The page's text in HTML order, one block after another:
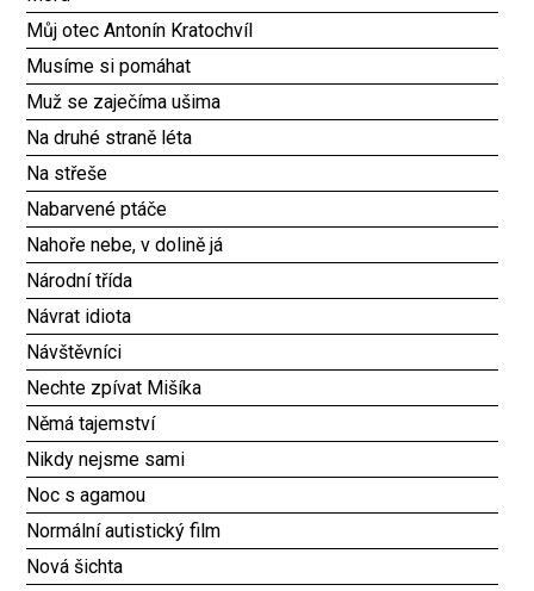
Můj otec Antonín Kratochvíl
Musíme si pomáhat
Muž se zaječíma ušima
Na druhé straně léta
Na střeše
Nabarvené ptáče
Nahoře nebe, v dolině já
Národní třída
Návrat idiota
Návštěvníci
Nechte zpívat Mišíka
Němá tajemství
Nikdy nejsme sami
Noc s agamou
Normální autistický film
Nová šichta